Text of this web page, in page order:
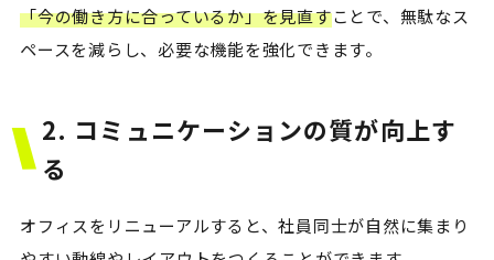
「今の働き方に合っているか」を見直すことで、無駄なス
ペースを減らし、必要な機能を強化できます。
2. コミュニケーションの質が向上す
る
オフィスをリニューアルすると、社員同士が自然に集まり